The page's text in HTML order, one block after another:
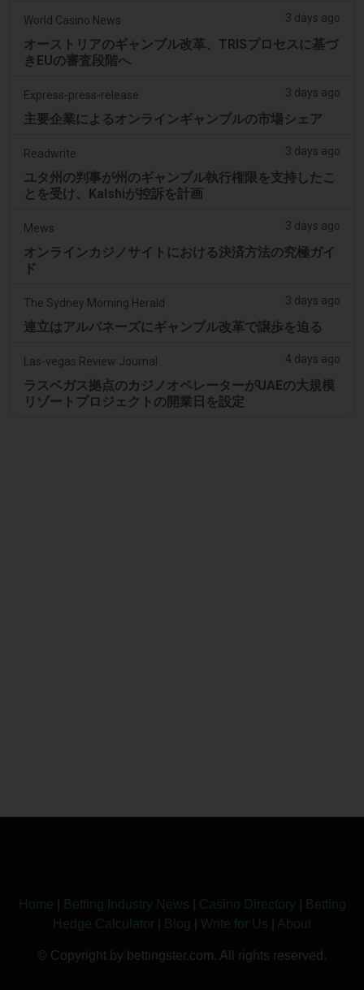
World Casino News 3 days ago
オーストリアのギャンブル改革、TRISプロセスに基づ
きEUの審査段階へ
Express-press-release 3 days ago
主要企業によるオンラインギャンブルの市場シェア
Readwrite 3 days ago
ユタ州の判事が州のギャンブル執行権限を支持したこ
とを受け、Kalshiが控訴を計画
Mews 3 days ago
オンラインカジノサイトにおける決済方法の究極ガイ
ド
The Sydney Morning Herald 3 days ago
連立はアルバネーズにギャンブル改革で譲歩を迫る
Las-vegas Review Journal 4 days ago
ラスベガス拠点のカジノオペレーターがUAEの大規模
リゾートプロジェクトの開業日を設定
Home Betting Industry News Casino Directory
Betting
Hedge Calculator
Blog Write for Us About
© Copyright by bettingster.com. All rights reserved.